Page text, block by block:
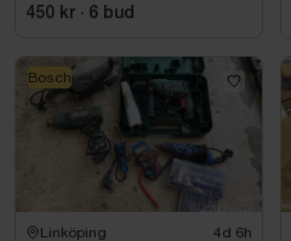
redskap
450 kr · 6 bud
Linköping 4d 6h
Bosch